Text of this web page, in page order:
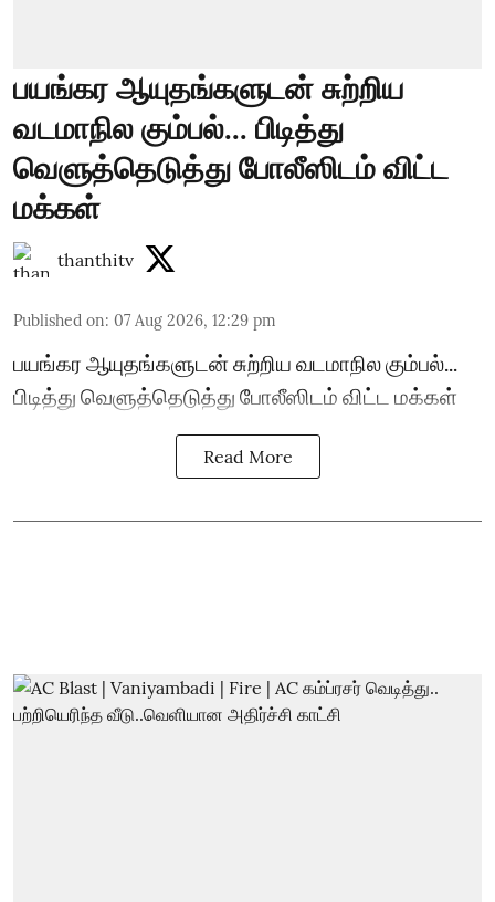
பயங்கர ஆயுதங்களுடன் சுற்றிய
வடமாநில கும்பல்... பிடித்து
வெளுத்தெடுத்து போலீஸிடம் விட்ட
மக்கள்
thanthitv
Published on: 07 Aug 2026, 12:29 pm
பயங்கர ஆயுதங்களுடன் சுற்றிய வடமாநில கும்பல்...
பிடித்து வெளுத்தெடுத்து போலீஸிடம் விட்ட மக்கள்
Read More